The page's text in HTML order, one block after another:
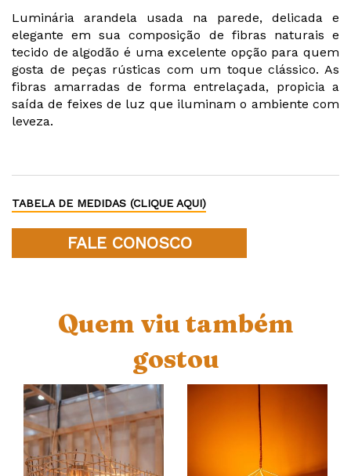
Luminária arandela usada na parede, delicada e
elegante em sua composição de fibras naturais e
tecido de algodão é uma excelente opção para quem
gosta de peças rústicas com um toque clássico. As
fibras amarradas de forma entrelaçada, propicia a
saída de feixes de luz que iluminam o ambiente com
leveza.
TABELA DE MEDIDAS (CLIQUE AQUI)
FALE CONOSCO
Quem viu também
gostou